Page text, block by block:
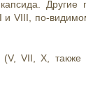
VIII, по-
(V, VII, X,